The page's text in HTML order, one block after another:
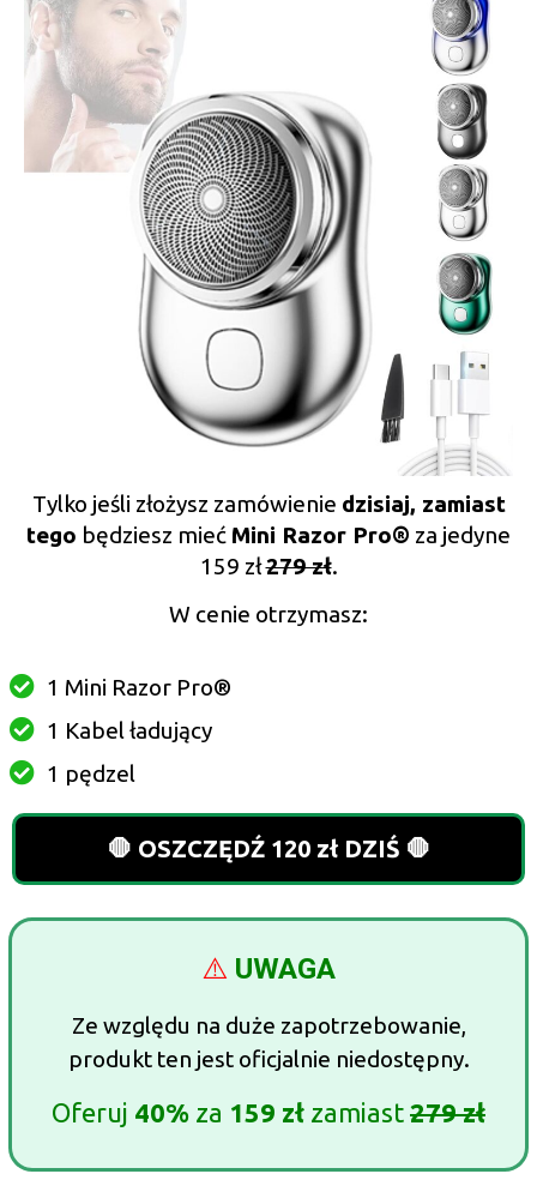
Tylko jeśli złożysz zamówienie dzisiaj, zamiast
tego będziesz mieć Mini Razor Pro®️ za jedyne
159 zł279 zł.
W cenie otrzymasz:
1 Mini Razor Pro®️
1 Kabel ładujący
1 pędzel
🛑 OSZCZĘDŹ 120 zł DZIŚ 🛑
⚠️ UWAGA
Ze względu na duże zapotrzebowanie,
produkt ten jest oficjalnie niedostępny.
Oferuj 40% za 159 zł zamiast 279 zł